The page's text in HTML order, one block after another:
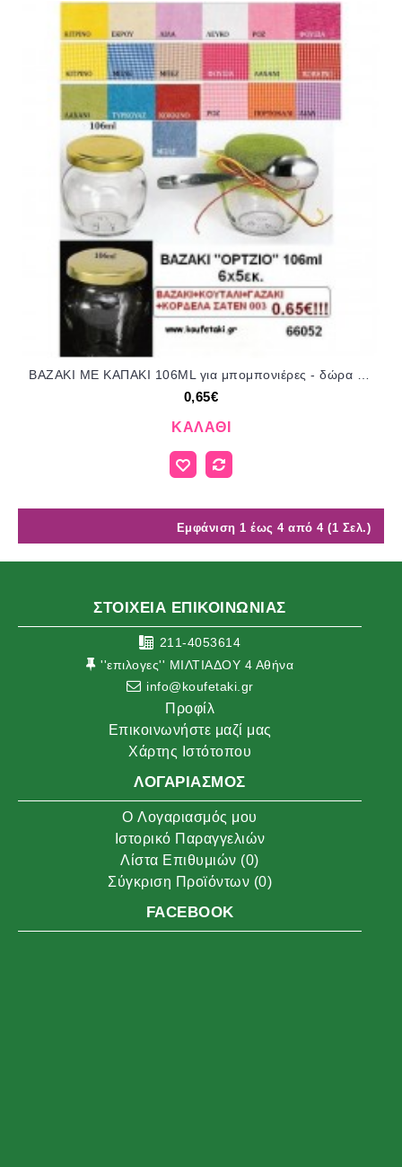
ΒΑΖΑΚΙ ΜΕ ΚΑΠΑΚΙ 106ML για μπομπονιέρες - δώρα πάρτυ - φτιάξτο μόνος σου ΚΩΔ.66052 0.65€!!!
0,65€
ΚΑΛΆΘΙ
Εμφάνιση 1 έως 4 από 4 (1 Σελ.)
ΣΤΟΙΧΕΙΑ ΕΠΙΚΟΙΝΩΝΙΑΣ
211-4053614
''επιλογες'' ΜΙΛΤΙΑΔΟΥ 4 Αθήνα
info@koufetaki.gr
Προφίλ
Επικοινωνήστε μαζί μας
Χάρτης Ιστότοπου
ΛΟΓΑΡΙΑΣΜΌΣ
O Λογαριασμός μου
Ιστορικό Παραγγελιών
Λίστα Επιθυμιών (0)
Σύγκριση Προϊόντων (0)
FACEBOOK